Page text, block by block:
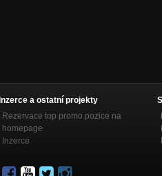
Inzerce a ostatní projekty
Rezervace top promo pozice na
homepage
Inzerce